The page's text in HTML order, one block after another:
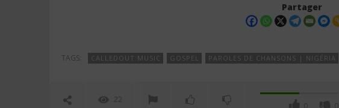
Partager
TAGS: CALLEDOUT MUSIC GOSPEL PAROLES DE CHANSONS | NIGÉRIA
22
0 0